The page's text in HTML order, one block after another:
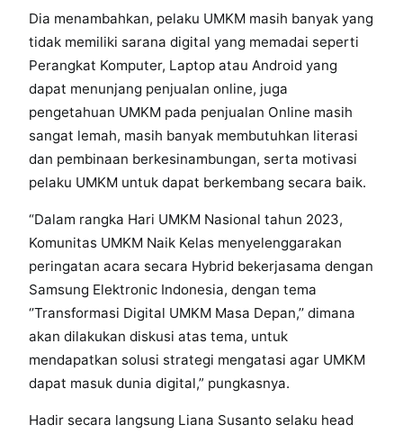
Dia menambahkan, pelaku UMKM masih banyak yang
tidak memiliki sarana digital yang memadai seperti
Perangkat Komputer, Laptop atau Android yang
dapat menunjang penjualan online, juga
pengetahuan UMKM pada penjualan Online masih
sangat lemah, masih banyak membutuhkan literasi
dan pembinaan berkesinambungan, serta motivasi
pelaku UMKM untuk dapat berkembang secara baik.
“Dalam rangka Hari UMKM Nasional tahun 2023,
Komunitas UMKM Naik Kelas menyelenggarakan
peringatan acara secara Hybrid bekerjasama dengan
Samsung Elektronic Indonesia, dengan tema
‘’Transformasi Digital UMKM Masa Depan,’’ dimana
akan dilakukan diskusi atas tema, untuk
mendapatkan solusi strategi mengatasi agar UMKM
dapat masuk dunia digital,” pungkasnya.
Hadir secara langsung Liana Susanto selaku head